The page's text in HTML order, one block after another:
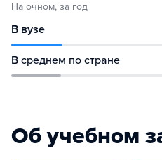
На очном, за год
В вузе
В среднем по стране
Об учебном